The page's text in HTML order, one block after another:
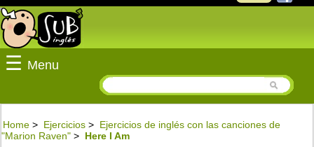
☰ Menu
Home > Ejercicios > Ejercicios de inglés con las canciones de
"Marion Raven" > Here I Am